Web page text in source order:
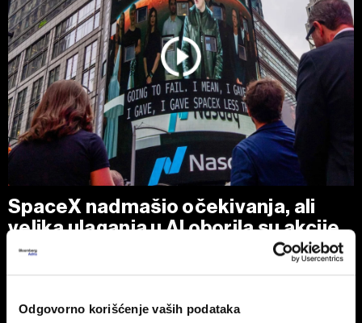
Odgovorno korišćenje vaših podataka
SpaceX nadmašio očekivanja, ali
velika ulaganja u AI oborila su akcije
Akcije kompanije Elona Muska, koja posluje u oblastima
raketne tehnologije, satelitskih komunikacija i veštačke
inteligencije, pale su oko sedam odsto u trgovanju nakon